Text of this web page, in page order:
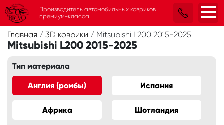
Главная / 3D коврики / Mitsubishi L200 2015-2025
Mitsubishi L200 2015-2025
Тип материала
Англия (ромбы) Испания
Африка Шотландия
Производитель автомобильных ковриков
премиум-класса